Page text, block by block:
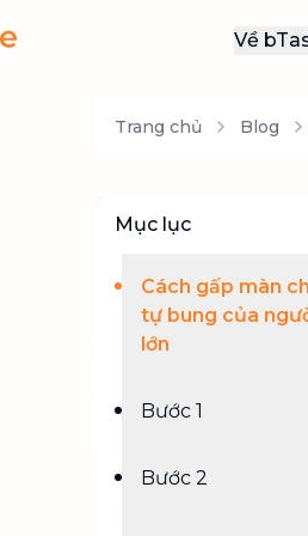
Về
Trang chủ Blog
Mục lục
Cách gấp màn
tự bung của
lớn
Bước 1
Bước 2